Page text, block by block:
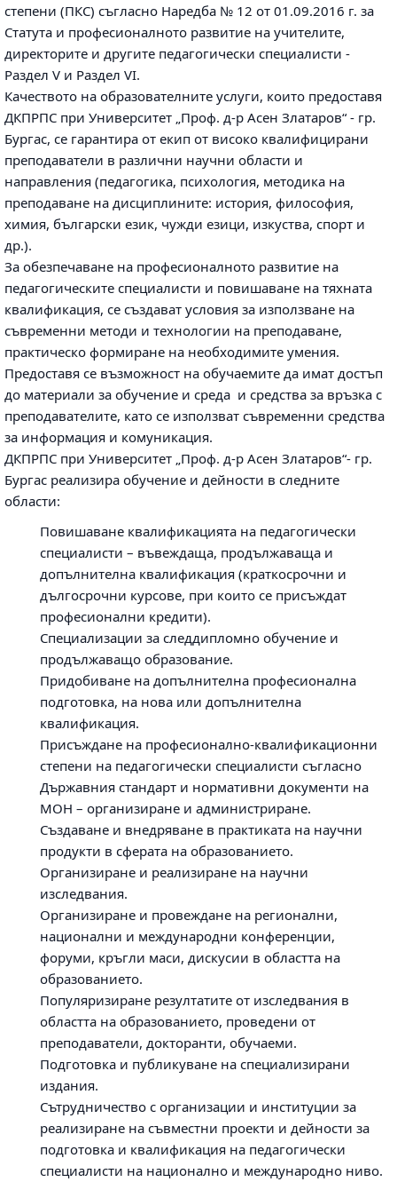
степени (ПКС) съгласно Наредба № 12 от 01.09.2016 г. за
Статута и професионалното развитие на учителите,
директорите и другите педагогически специалисти -
Раздел V и Раздел VI.
Качеството на образователните услуги, които предоставя
ДКПРПС при Университет „Проф. д-р Асен Златаров“ - гр.
Бургас, се гарантира от екип от високо квалифицирани
преподаватели в различни научни области и
направления (педагогика, психология, методика на
преподаване на дисциплините: история, философия,
химия, български език, чужди езици, изкуства, спорт и
др.).
За обезпечаване на професионалното развитие на
педагогическите специалисти и повишаване на тяхната
квалификация, се създават условия за използване на
съвременни методи и технологии на преподаване,
практическо формиране на необходимите умения.
Предоставя се възможност на обучаемите да имат достъп
до материали за обучение и среда и средства за връзка с
преподавателите, като се използват съвременни средства
за информация и комуникация.
ДКПРПС при Университет „Проф. д-р Асен Златаров“- гр.
Бургас реализира обучение и дейности в следните
области:
Повишаване квалификацията на педагогически
специалисти – въвеждаща, продължаваща и
допълнителна квалификация (краткосрочни и
дългосрочни курсове, при които се присъждат
професионални кредити).
Специализации за следдипломно обучение и
продължаващо образование.
Придобиване на допълнителна професионална
подготовка, на нова или допълнителна
квалификация.
Присъждане на професионално-квалификационни
степени на педагогически специалисти съгласно
Държавния стандарт и нормативни документи на
МОН – организиране и администриране.
Създаване и внедряване в практиката на научни
продукти в сферата на образованието.
Организиране и реализиране на научни
изследвания.
Организиране и провеждане на регионални,
национални и международни конференции,
форуми, кръгли маси, дискусии в областта на
образованието.
Популяризиране резултатите от изследвания в
областта на образованието, проведени от
преподаватели, докторанти, обучаеми.
Подготовка и публикуване на специализирани
издания.
Сътрудничество с организации и институции за
реализиране на съвместни проекти и дейности за
подготовка и квалификация на педагогически
специалисти на национално и международно ниво.